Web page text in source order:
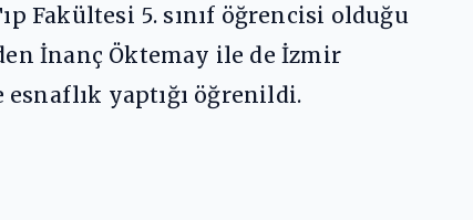
Fakültesi 5. sınıf öğrencisi olduğu
İnanç Öktemay ile de İzmir
yaptığı öğrenildi.